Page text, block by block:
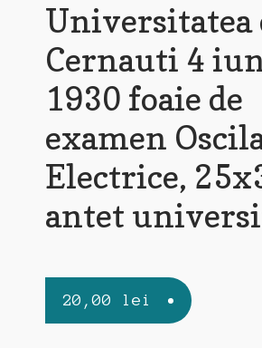
Universitatea
Cernauti 4
1930 foaie de
examen
Electrice,
antet
20,00 lei